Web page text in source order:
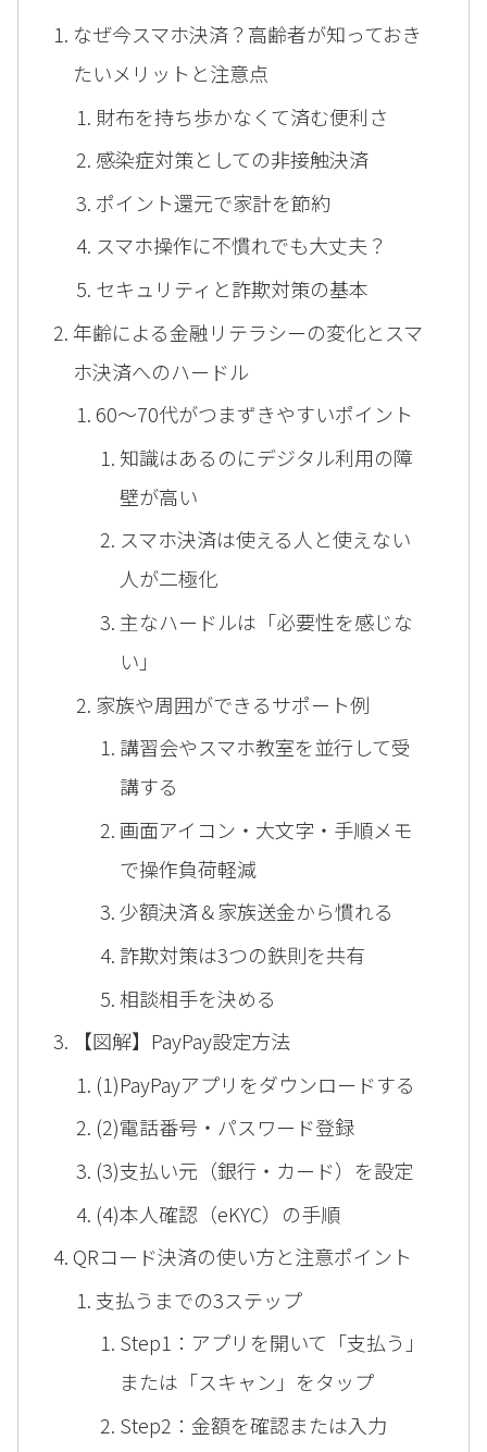
なぜ今スマホ決済？高齢者が知っておき
たいメリットと注意点
財布を持ち歩かなくて済む便利さ
感染症対策としての非接触決済
ポイント還元で家計を節約
スマホ操作に不慣れでも大丈夫？
セキュリティと詐欺対策の基本
年齢による金融リテラシーの変化とスマ
ホ決済へのハードル
60〜70代がつまずきやすいポイント
知識はあるのにデジタル利用の障
壁が高い
スマホ決済は使える人と使えない
人が二極化
主なハードルは「必要性を感じな
い」
家族や周囲ができるサポート例
講習会やスマホ教室を並行して受
講する
画面アイコン・大文字・手順メモ
で操作負荷軽減
少額決済＆家族送金から慣れる
詐欺対策は3つの鉄則を共有
相談相手を決める
【図解】PayPay設定方法
(1)PayPayアプリをダウンロードする
(2)電話番号・パスワード登録
(3)支払い元（銀行・カード）を設定
(4)本人確認（eKYC）の手順
QRコード決済の使い方と注意ポイント
支払うまでの3ステップ
Step1：アプリを開いて「支払う」
または「スキャン」をタップ
Step2：金額を確認または入力